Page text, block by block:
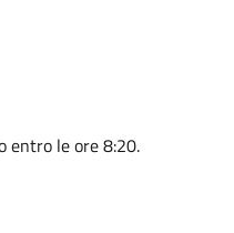
entro le ore 8:20.